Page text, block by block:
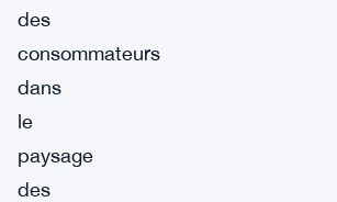
des
consommateurs
dans
le
paysage
des